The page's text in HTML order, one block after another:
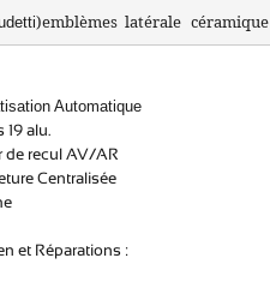
)emblèmes  latérale céramique
Automatique
19 alu.
de recul AV/AR
Centralisée
et Réparations :